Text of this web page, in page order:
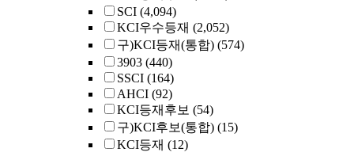
SCI (4,094)
KCI우수등재 (2,052)
구)KCI등재(통합) (574)
3903 (440)
SSCI (164)
AHCI (92)
KCI등재후보 (54)
구)KCI후보(통합) (15)
KCI등재 (12)